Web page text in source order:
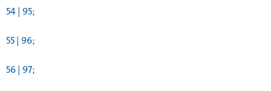
54 | 95;
55 | 96;
56 | 97;